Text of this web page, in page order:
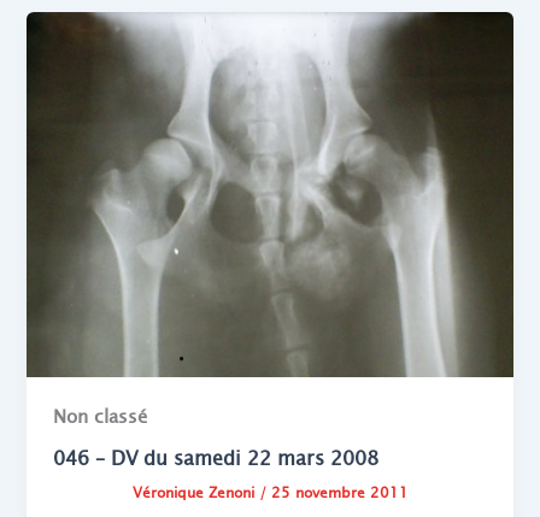
Non classé
046 – DV du samedi 22 mars 2008
Véronique Zenoni/ 25 novembre 2011